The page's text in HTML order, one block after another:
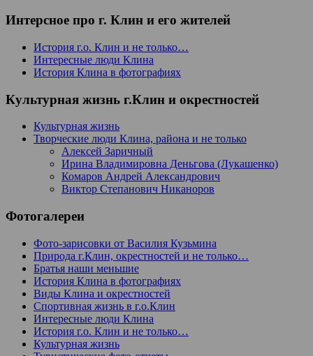
Интерсное про г. Клин и его жителей
История г.о. Клин и не только…
Интересные люди Клина
История Клина в фотографиях
Культурная жизнь г.Клин и окрестностей
Культурная жизнь
Творческие люди Клина, района и не только
Алексей Заричный
Ирина Владимировна Деньгова (Лукашенко)
Комаров Андрей Александрович
Виктор Степанович Никаноров
Фотогалереи
Фото-зарисовки от Василия Кузьмина
Природа г.Клин, окрестностей и не только…
Братья наши меньшие
История Клина в фотографиях
Виды Клина и окрестностей
Спортивная жизнь в г.о.Клин
Интересные люди Клина
История г.о. Клин и не только…
Культурная жизнь